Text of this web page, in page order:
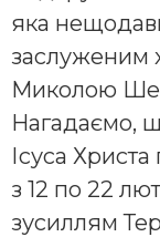
яка
заслуженим
Миколою
Нагадаємо,
Ісуса
з 12 по 22
зусиллям